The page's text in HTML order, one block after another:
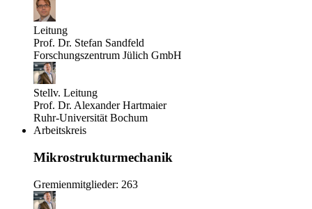
Leitung
Prof. Dr. Stefan Sandfeld
Forschungszentrum Jülich GmbH
Stellv. Leitung
Prof. Dr. Alexander Hartmaier
Ruhr-Universität Bochum
Arbeitskreis
Mikrostrukturmechanik
Gremienmitglieder: 263